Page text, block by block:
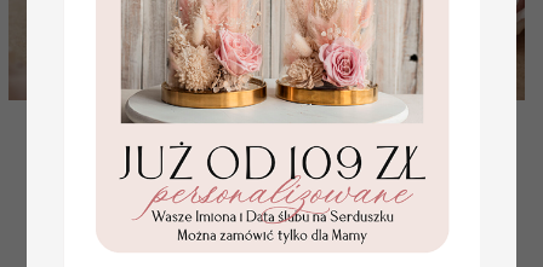
zawieszki na własny trunek, złote zawieszki ślubne z
dowolnym tekstem, zawieszka na butelkę ze złoty
( 02/pióra/zw25 )
2.08 PLN
2.60 PLN